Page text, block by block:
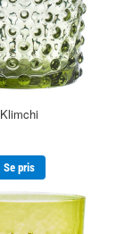
Klimchi
Se pris